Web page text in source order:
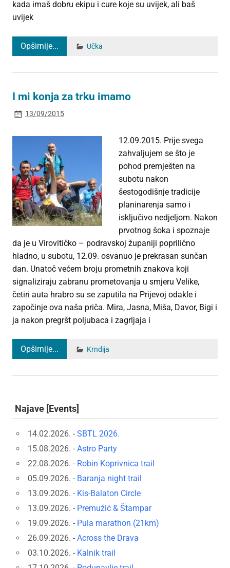
kada imaš dobru ekipu i cure koje su uvijek, ali baš
uvijek
Opširnije... Učka
I mi konja za trku imamo
13/09/2015
12.09.2015. Prije svega
zahvaljujem se što je
pohod premješten na
subotu nakon
šestogodišnje tradicije
planinarenja samo i
isključivo nedjeljom. Nakon
prvotnog šoka i spoznaje
da je u Virovitičko – podravskoj županiji poprilično
hladno, u subotu, 12.09. osvanuo je prekrasan sunčan
dan. Unatoč većem broju prometnih znakova koji
signaliziraju zabranu prometovanja u smjeru Velike,
četiri auta hrabro su se zaputila na Prijevoj odakle i
započinje ova naša priča. Mira, Jasna, Miša, Davor, Bigi i
ja nakon pregršt poljubaca i zagrljaja i
Opširnije... Krndija
Najave [Events]
14.02.2026. - SBTL 2026.
15.08.2026. - Astro Party
22.08.2026. - Robin Koprivnica trail
05.09.2026. - Baranja night trail
13.09.2026. - Kis-Balaton Circle
13.09.2026. - Premužić & Štampar
19.09.2026. - Pula marathon (21km)
26.09.2026. - Across the Drava
03.10.2026. - Kalnik trail